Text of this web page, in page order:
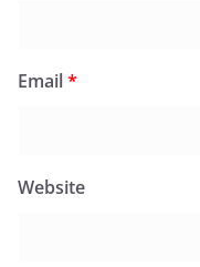
Email*
Website